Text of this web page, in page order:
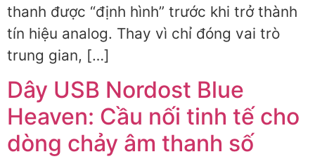
thanh được “định hình” trước khi trở thành
tín hiệu analog. Thay vì chỉ đóng vai trò
trung gian, […]
Dây USB Nordost Blue
Heaven: Cầu nối tinh tế cho
dòng chảy âm thanh số